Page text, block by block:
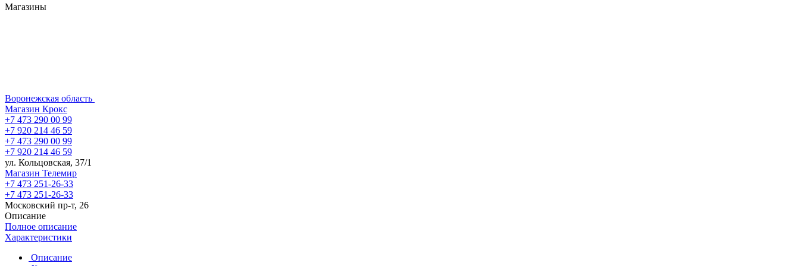
Магазины
Воронежская область
Магазин Крокс
+7 473 290 00 99
+7 920 214 46 59
+7 473 290 00 99
+7 920 214 46 59
ул. Кольцовская, 37/1
Магазин Телемир
+7 473 251-26-33
+7 473 251-26-33
Московский пр-т, 26
Описание
Полное описание
Характеристики
Описание